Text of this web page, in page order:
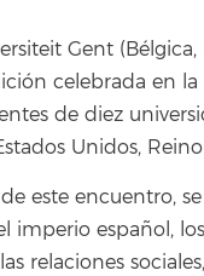
Gent
celebrada en la
de diez
Unidos,
este encuentro,
imperio español,
relaciones